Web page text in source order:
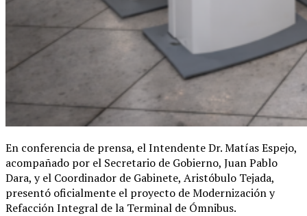
En conferencia de prensa, el Intendente Dr. Matías Espejo,
acompañado por el Secretario de Gobierno, Juan Pablo
Dara, y el Coordinador de Gabinete, Aristóbulo Tejada,
presentó oficialmente el proyecto de Modernización y
Refacción Integral de la Terminal de Ómnibus.